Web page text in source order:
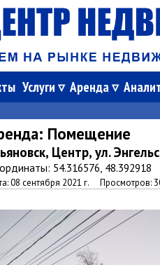
Услуги Аренда
Помещение
Центр, ул.
54.316576, 48.392918
08 сентября 2021 г. Просмотров: